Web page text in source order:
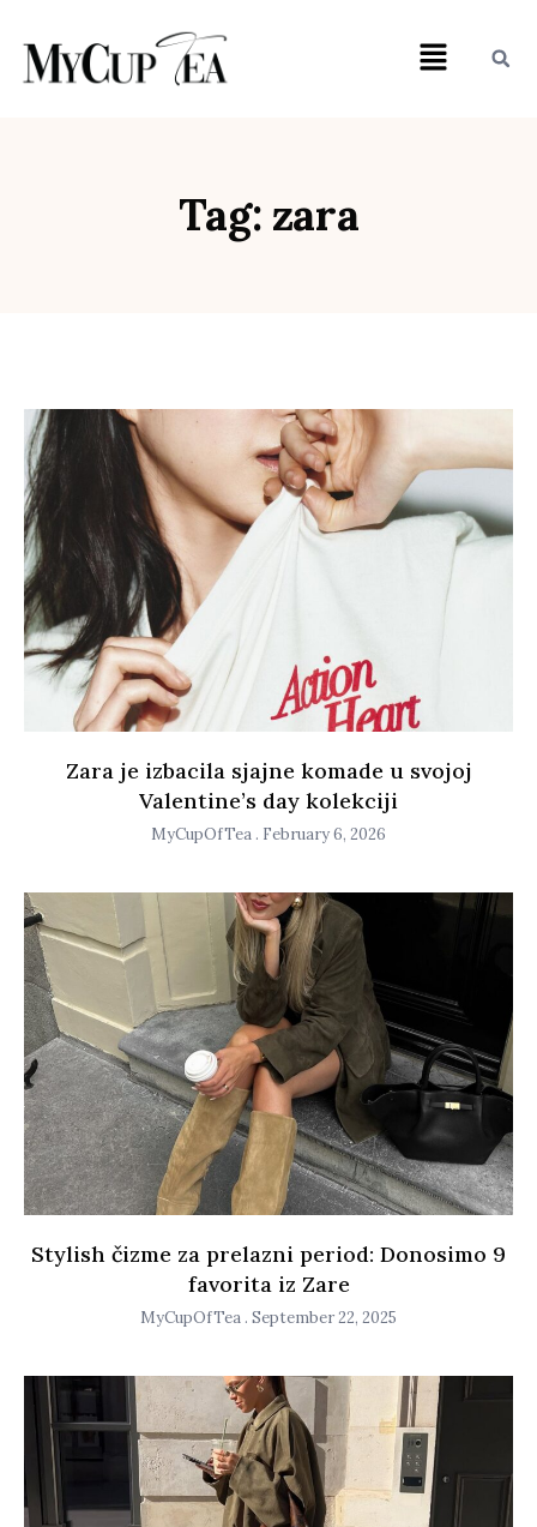
Tag: zara
Zara je izbacila sjajne komade u svojoj
Valentine’s day kolekciji
MyCupOfTea February 6, 2026
Stylish čizme za prelazni period: Donosimo 9
favorita iz Zare
MyCupOfTea September 22, 2025